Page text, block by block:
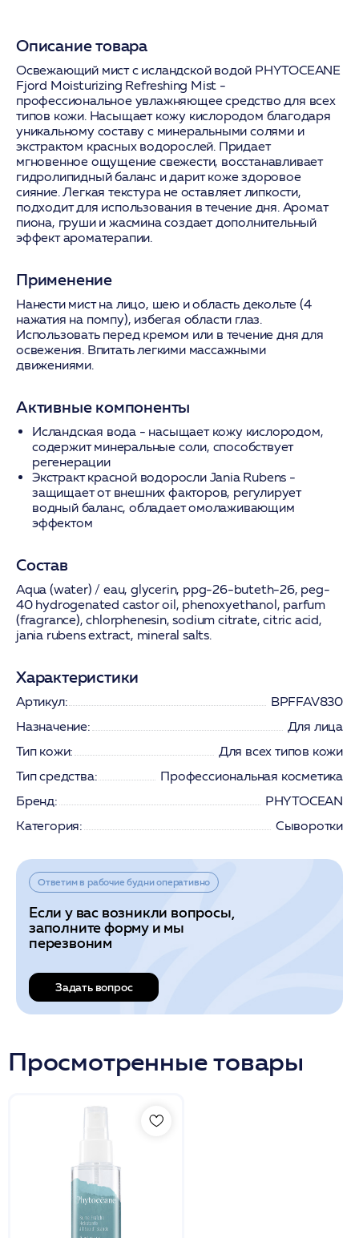
Описание товара
Освежающий мист с исландской водой PHYTOCEANE
Fjord Moisturizing Refreshing Mist -
профессиональное увлажняющее средство для всех
типов кожи. Насыщает кожу кислородом благодаря
уникальному составу с минеральными солями и
экстрактом красных водорослей. Придает
мгновенное ощущение свежести, восстанавливает
гидролипидный баланс и дарит коже здоровое
сияние. Легкая текстура не оставляет липкости,
подходит для использования в течение дня. Аромат
пиона, груши и жасмина создает дополнительный
эффект ароматерапии.
Применение
Нанести мист на лицо, шею и область декольте (4
нажатия на помпу), избегая области глаз.
Использовать перед кремом или в течение дня для
освежения. Впитать легкими массажными
движениями.
Активные компоненты
Исландская вода - насыщает кожу кислородом,
содержит минеральные соли, способствует
регенерации
Экстракт красной водоросли Jania Rubens -
защищает от внешних факторов, регулирует
водный баланс, обладает омолаживающим
эффектом
Состав
Aqua (water) / eau, glycerin, ppg-26-buteth-26, peg-
40 hydrogenated castor oil, phenoxyethanol, parfum
(fragrance), chlorphenesin, sodium citrate, citric acid,
jania rubens extract, mineral salts.
Характеристики
Артикул:
BPFFAV830
Назначение:
Для лица
Тип кожи:
Для всех типов кожи
Тип средства:
Профессиональная косметика
Бренд:
PHYTOCEAN
Категория:
Сыворотки
Ответим в рабочие будни оперативно
Если у вас возникли вопросы,
заполните форму и мы
перезвоним
Задать вопрос
Просмотренные товары